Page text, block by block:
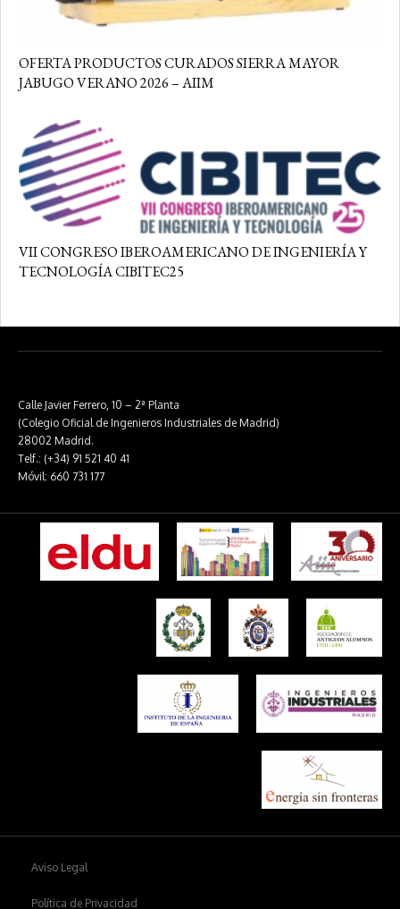
OFERTA PRODUCTOS CURADOS SIERRA MAYOR
JABUGO VERANO 2026 – AIIM
VII CONGRESO IBEROAMERICANO DE INGENIERÍA Y
TECNOLOGÍA CIBITEC25
Calle Javier Ferrero, 10 – 2ª Planta
(Colegio Oficial de Ingenieros Industriales de Madrid)
28002 Madrid.
Telf.: (+34) 91 521 40 41
Móvil: 660 731 177
Aviso Legal
Política de Privacidad